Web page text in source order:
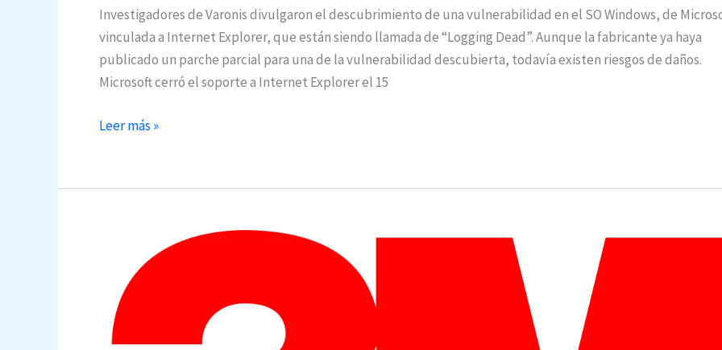
Investigadores de Varonis divulgaron el descubrimiento de una vulnerabilidad en el SO Windows, de
vinculada a Internet Explorer, que están siendo llamada de “Logging Dead”. Aunque la fabricante ya haya
publicado un parche parcial para una de la vulnerabilidad descubierta, todavía existen riesgos de daños.
Microsoft cerró el soporte a Internet Explorer el 15
Vulnerabilidad
afecta
browser
Leer más »